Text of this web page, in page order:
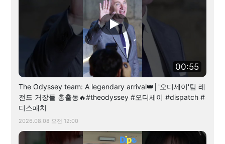
00:55
The Odyssey team: A legendary arrival👑│'오디세이'팀 레
전드 거장들 총출동🔥#theodyssey #오디세이 #dispatch #
디스패치
2026.08.08 오전 12:00